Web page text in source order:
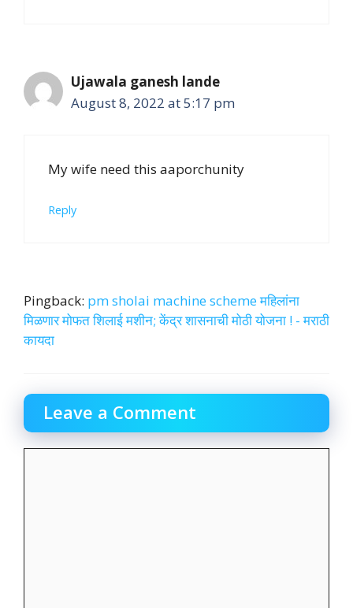
Ujawala ganesh lande
August 8, 2022 at 5:17 pm
My wife need this aaporchunity
Reply
Pingback: pm sholai machine scheme महिलांना
मिळणार मोफत शिलाई मशीन; केंद्र शासनाची मोठी योजना ! - मराठी
कायदा
Leave a Comment